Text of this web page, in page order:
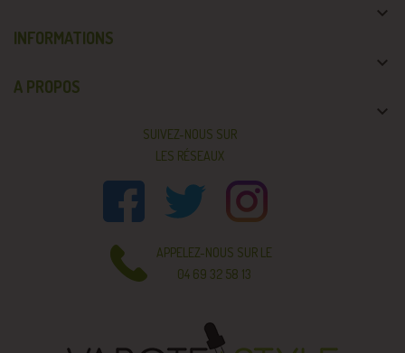

INFORMATIONS

A PROPOS

SUIVEZ-NOUS SUR
LES RÉSEAUX
APPELEZ-NOUS SUR LE
04 69 32 58 13